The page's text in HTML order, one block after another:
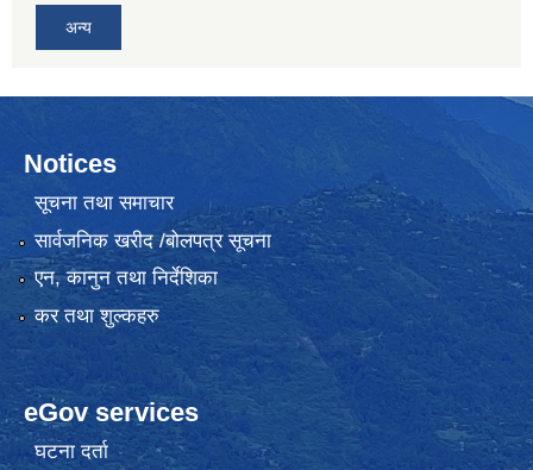
अन्य
Notices
सूचना तथा समाचार
सार्वजनिक खरीद /बोलपत्र सूचना
एन, कानुन तथा निर्देशिका
कर तथा शुल्कहरु
eGov services
घटना दर्ता